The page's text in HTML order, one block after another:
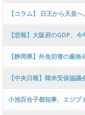
ｗｗｗｗｗｗｗｗｗｗｗｗｗ
トで話題に → ｗｗｗｗｗ
【コラム】 日王から天皇
的慣例に従うようになった
【悲報】大阪府のGDP、
【静岡県】外免切替の厳
急落 → 埼玉ひき逃げ中国
ｗｗｗｗｗｗｗｗｗｗｗ
【中央日報】韓米安保協
「韓半島非核化」が入る模
小池百合子都知事、エジプ